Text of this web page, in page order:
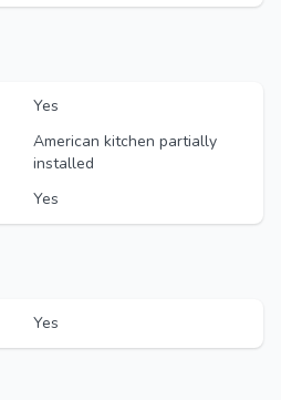
Yes
American kitchen partially
installed
Yes
Yes